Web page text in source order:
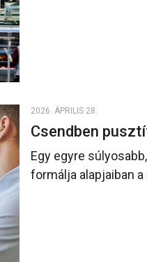
2026. ÁPRILIS 28.
Csendben
Egy egyre
formálja alapjaiban